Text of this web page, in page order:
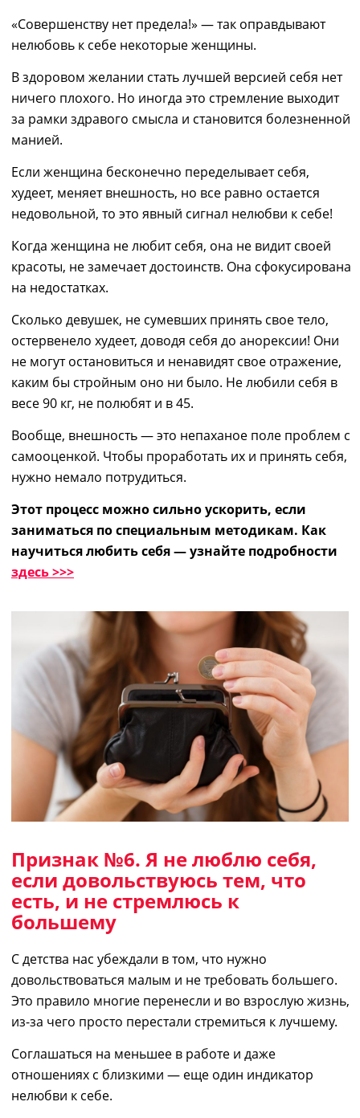
«Совершенству нет предела!» — так оправдывают
нелюбовь к себе некоторые женщины.
В здоровом желании стать лучшей версией себя нет
ничего плохого. Но иногда это стремление выходит
за рамки здравого смысла и становится болезненной
манией.
Если женщина бесконечно переделывает себя,
худеет, меняет внешность, но все равно остается
недовольной, то это явный сигнал нелюбви к себе!
Когда женщина не любит себя, она не видит своей
красоты, не замечает достоинств. Она сфокусирована
на недостатках.
Сколько девушек, не сумевших принять свое тело,
остервенело худеет, доводя себя до анорексии! Они
не могут остановиться и ненавидят свое отражение,
каким бы стройным оно ни было. Не любили себя в
весе 90 кг, не полюбят и в 45.
Вообще, внешность — это непаханое поле проблем с
самооценкой. Чтобы проработать их и принять себя,
нужно немало потрудиться.
Этот процесс можно сильно ускорить, если
заниматься по специальным методикам. Как
научиться любить себя — узнайте подробности
здесь >>>
Признак №6. Я не люблю себя,
если довольствуюсь тем, что
есть, и не стремлюсь к
большему
С детства нас убеждали в том, что нужно
довольствоваться малым и не требовать большего.
Это правило многие перенесли и во взрослую жизнь,
из-за чего просто перестали стремиться к лучшему.
Соглашаться на меньшее в работе и даже
отношениях с близкими — еще один индикатор
нелюбви к себе.